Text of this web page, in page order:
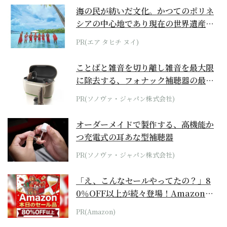
海の民が紡いだ文化。かつてのポリネ
シアの中心地であり現在の世界遺産か
らみえてくる...
PR(エア タヒチ ヌイ)
ことばと雑音を切り離し雑音を最大限
に除去する、フォナック補聴器の最上
位モデル
PR(ソノヴァ・ジャパン株式会社)
オーダーメイドで製作する、高機能か
つ充電式の耳あな型補聴器
PR(ソノヴァ・ジャパン株式会社)
「え、こんなセールやってたの？」8
0％OFF以上が続々登場！Amazonの
本気が...
PR(Amazon)